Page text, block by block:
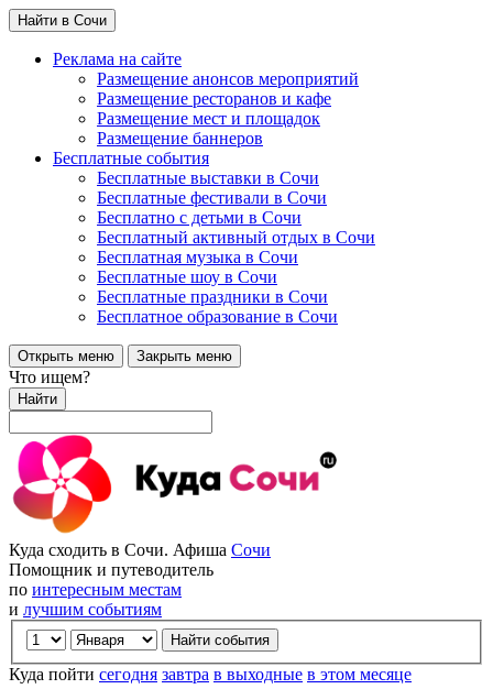
Найти в Сочи
Реклама на сайте
Размещение анонсов мероприятий
Размещение ресторанов и кафе
Размещение мест и площадок
Размещение баннеров
Бесплатные события
Бесплатные выставки в Сочи
Бесплатные фестивали в Сочи
Бесплатно с детьми в Сочи
Бесплатный активный отдых в Сочи
Бесплатная музыка в Сочи
Бесплатные шоу в Сочи
Бесплатные праздники в Сочи
Бесплатное образование в Сочи
Открыть меню Закрыть меню
Что ищем?
Найти
Куда сходить в Сочи. Афиша Сочи
Помощник и путеводитель
по интересным местам
и лучшим событиям
Куда пойти сегодня завтра в выходные в этом месяце